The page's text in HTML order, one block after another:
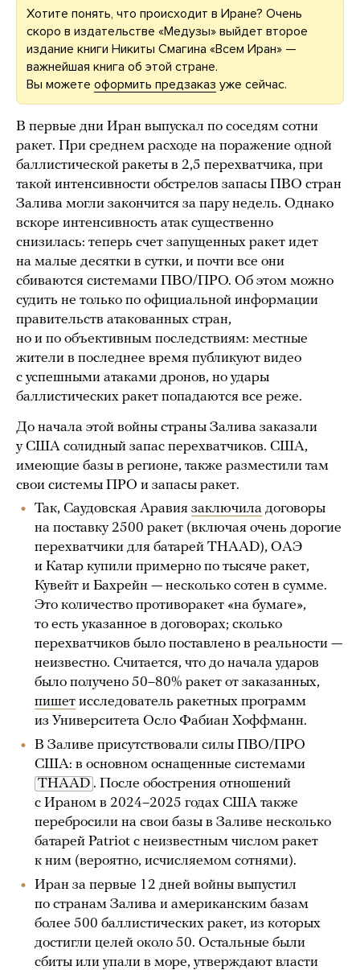
Хотите понять, что происходит в Иране? Очень
скоро в издательстве «Медузы» выйдет второе
издание книги Никиты Смагина «Всем Иран» —
важнейшая книга об этой стране.
Вы можете оформить предзаказ уже сейчас.
В первые дни Иран выпускал по соседям сотни
ракет. При среднем расходе на поражение одной
баллистической ракеты в 2,5 перехватчика, при
такой интенсивности обстрелов запасы ПВО стран
Залива могли закончится за пару недель. Однако
вскоре интенсивность атак существенно
снизилась: теперь счет запущенных ракет идет
на малые десятки в сутки, и почти все они
сбиваются системами ПВО/ПРО. Об этом можно
судить не только по официальной информации
правительств атакованных стран,
но и по объективным последствиям: местные
жители в последнее время публикуют видео
с успешными атаками дронов, но удары
баллистических ракет попадаются все реже.
До начала этой войны страны Залива заказали
у США солидный запас перехватчиков. США,
имеющие базы в регионе, также разместили там
свои системы ПРО и запасы ракет.
Так, Саудовская Аравия заключила договоры
на поставку 2500 ракет (включая очень дорогие
перехватчики для батарей THAAD), ОАЭ
и Катар купили примерно по тысяче ракет,
Кувейт и Бахрейн — несколько сотен в сумме.
Это количество противоракет «на бумаге»,
то есть указанное в договорах; cколько
перехватчиков было поставлено в реальности —
неизвестно. Считается, что до начала ударов
было получено 50–80% ракет от заказанных,
пишет исследователь ракетных программ
из Университета Осло Фабиан Хоффманн.
В Заливе присутствовали силы ПВО/ПРО
США: в основном оснащенные системами
THAAD . После обострения отношений
с Ираном в 2024–2025 годах США также
перебросили на свои базы в Заливе несколько
батарей Patriot с неизвестным числом ракет
к ним (вероятно, исчисляемом сотнями).
Иран за первые 12 дней войны выпустил
по странам Залива и американским базам
более 500 баллистических ракет, из которых
достигли целей около 50. Остальные были
сбиты или упали в море, утверждают власти